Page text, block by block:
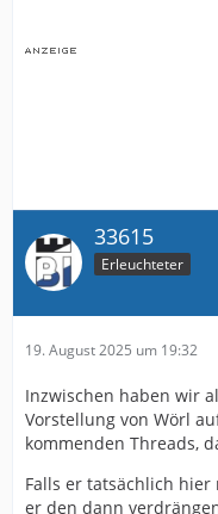
33615
Erleuchteter
19. August 2025 um 19:32
Inzwischen haben wir
Vorstellung von Wörl
kommenden Threads,
Falls er tatsächlich
er den dann